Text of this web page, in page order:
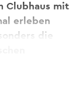
Clubhaus mit
erleben
die